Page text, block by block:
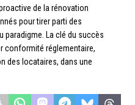
de la rénovation
pour tirer parti des
La clé du succès
conformité réglementaire,
des locataires, dans une